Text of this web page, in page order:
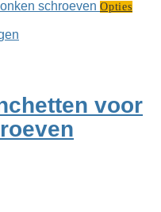
Opties
voor